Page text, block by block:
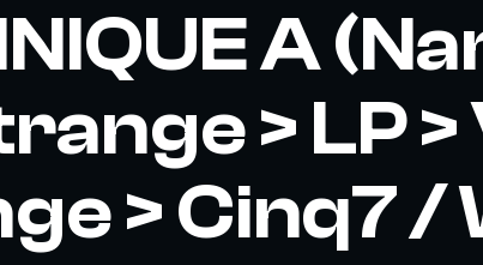
A
> LP >
> Cinq7 /